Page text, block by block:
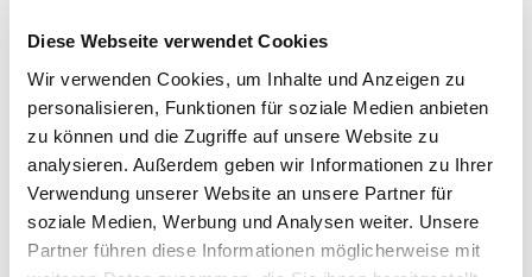
Diese Webseite verwendet Cookies
Wir verwenden Cookies, um Inhalte und Anzeigen zu
personalisieren, Funktionen für soziale Medien anbieten
zu können und die Zugriffe auf unsere Website zu
analysieren. Außerdem geben wir Informationen zu Ihrer
Verwendung unserer Website an unsere Partner für
soziale Medien, Werbung und Analysen weiter. Unsere
Partner führen diese Informationen möglicherweise mit
Organisation
Nördliches Harzvorland Tourismusverband e. V.
Lizenz (Stammdaten)
Nördliches Harzvorland Tourismusverband e. V.